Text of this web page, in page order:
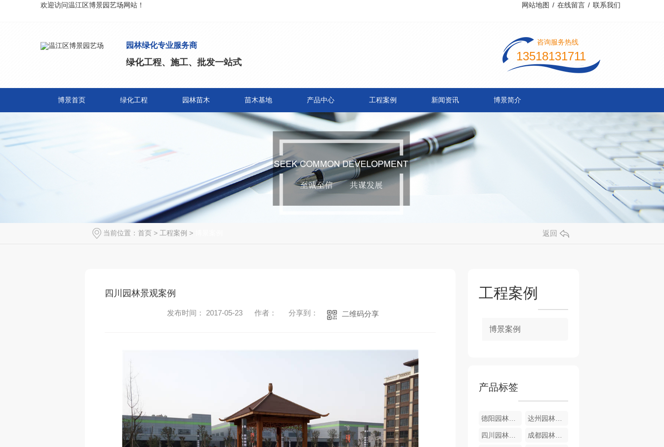
欢迎访问温江区博景园艺场网站！ 网站地图 / 在线留言 / 联系我们
园林绿化专业服务商
绿化工程、施工、批发一站式
咨询服务热线
13518131711
博景首页 绿化工程 园林苗木 苗木基地 产品中心 工程案例 新闻资讯 博景简介
当前位置： 首页 > 工程案例 > 返回
四川园林景观案例
发布时间： 2017-05-23 作者： 分享到： 二维码分享
工程案例
博景案例
产品标签
德阳园林苗木 达州园林苗木
四川园林苗木 成都园林苗木